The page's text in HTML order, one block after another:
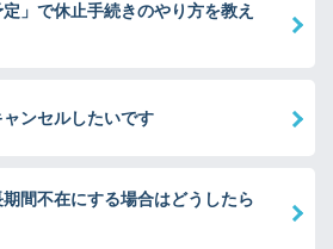
定」で休止手続きのやり方を教え
ンセルしたいです
間不在にする場合はどうしたら